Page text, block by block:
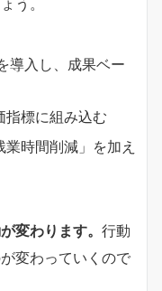
導入し、成果ベー
指標に組み込む
時間削減」を加え
変わります。 行動
変わっていくので